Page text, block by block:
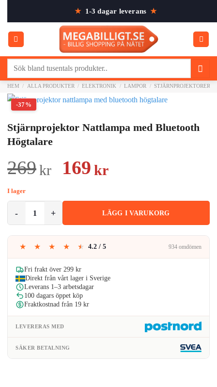
content
★ 1-3 dagar leverans ★
HEM / ALLA PRODUKTER / ELEKTRONIK / LAMPOR / STJÄRNPROJEKTORER
-37%
Stjärnprojektor Nattlampa med Bluetooth
Högtalare
269kr
Det
priset
var:
269kr.
169 krDet
priset
är:
I lager
LÄGG I VARUKORG
★ ★ ★ ★ ★ 4.2 / 5 934 omdömen
Fri frakt över 299 kr
Direkt från vårt lager i Sverige
Leverans 1–3 arbetsdagar
100 dagars öppet köp
Fraktkostnad från 19 kr
LEVERERAS MED
SÄKER BETALNING